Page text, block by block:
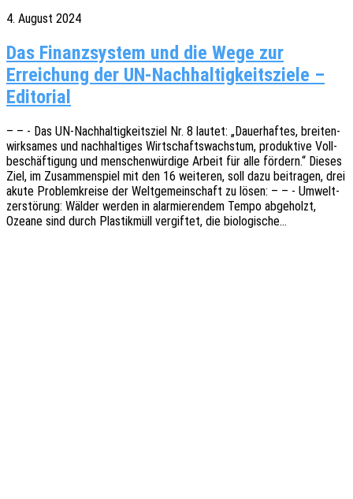
4. August 2024
Das Finanzsystem und die Wege zur
Erreichung der UN-Nachhaltigkeitsziele –
Editorial
– – - Das UN-Nach­hal­­ti­g­keits­­ziel Nr. 8 lautet: „Dauer­haf­tes, brei­ten­
wirk­sa­mes und nach­hal­ti­ges Wirt­schafts­wachs­tum, produk­ti­ve Voll­
be­schäf­ti­gung und menschen­wür­di­ge Arbeit für alle fördern.“ Dieses
Ziel, im Zusam­men­spiel mit den 16 weite­ren, soll dazu beitra­gen, drei
akute Problem­krei­se der Welt­ge­mein­schaft zu lösen: – – - Umwelt­
zer­stö­rung: Wälder werden in alar­mie­ren­dem Tempo abge­holzt,
Ozeane sind durch Plas­tik­müll vergif­tet, die biologische…